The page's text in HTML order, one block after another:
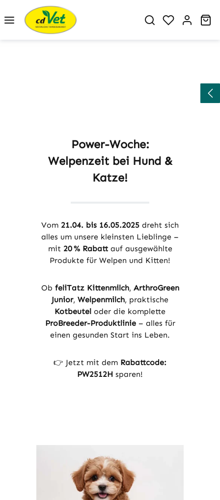
Zum Hauptinhalt springen
Du hast 0
Power-Woche:
Welpenzeit bei Hund &
Katze!
Vom 21.04. bis 16.05.2025 dreht sich
alles um unsere kleinsten Lieblinge –
mit 20 % Rabattauf ausgewählte
Produkte für Welpen und Kitten!
Ob feliTatz Kittenmilch, ArthroGreen
Junior, Welpenmilch, praktische
Kotbeutel oder die komplette
ProBreeder-Produktlinie– alles für
einen gesunden Start ins Leben.
👉 Jetzt mit dem Rabattcode:
PW2512H sparen!